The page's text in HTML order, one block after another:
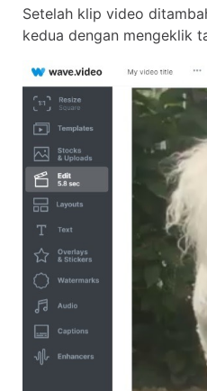
Setelah klip video
kedua dengan mengeklik